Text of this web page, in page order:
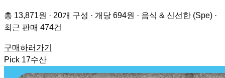
총 13,871원 · 20개 구성 · 개당 694원 · 음식 & 신선한 (Spe) ·
최근 판매 474건
구매하러가기
Pick 17수산